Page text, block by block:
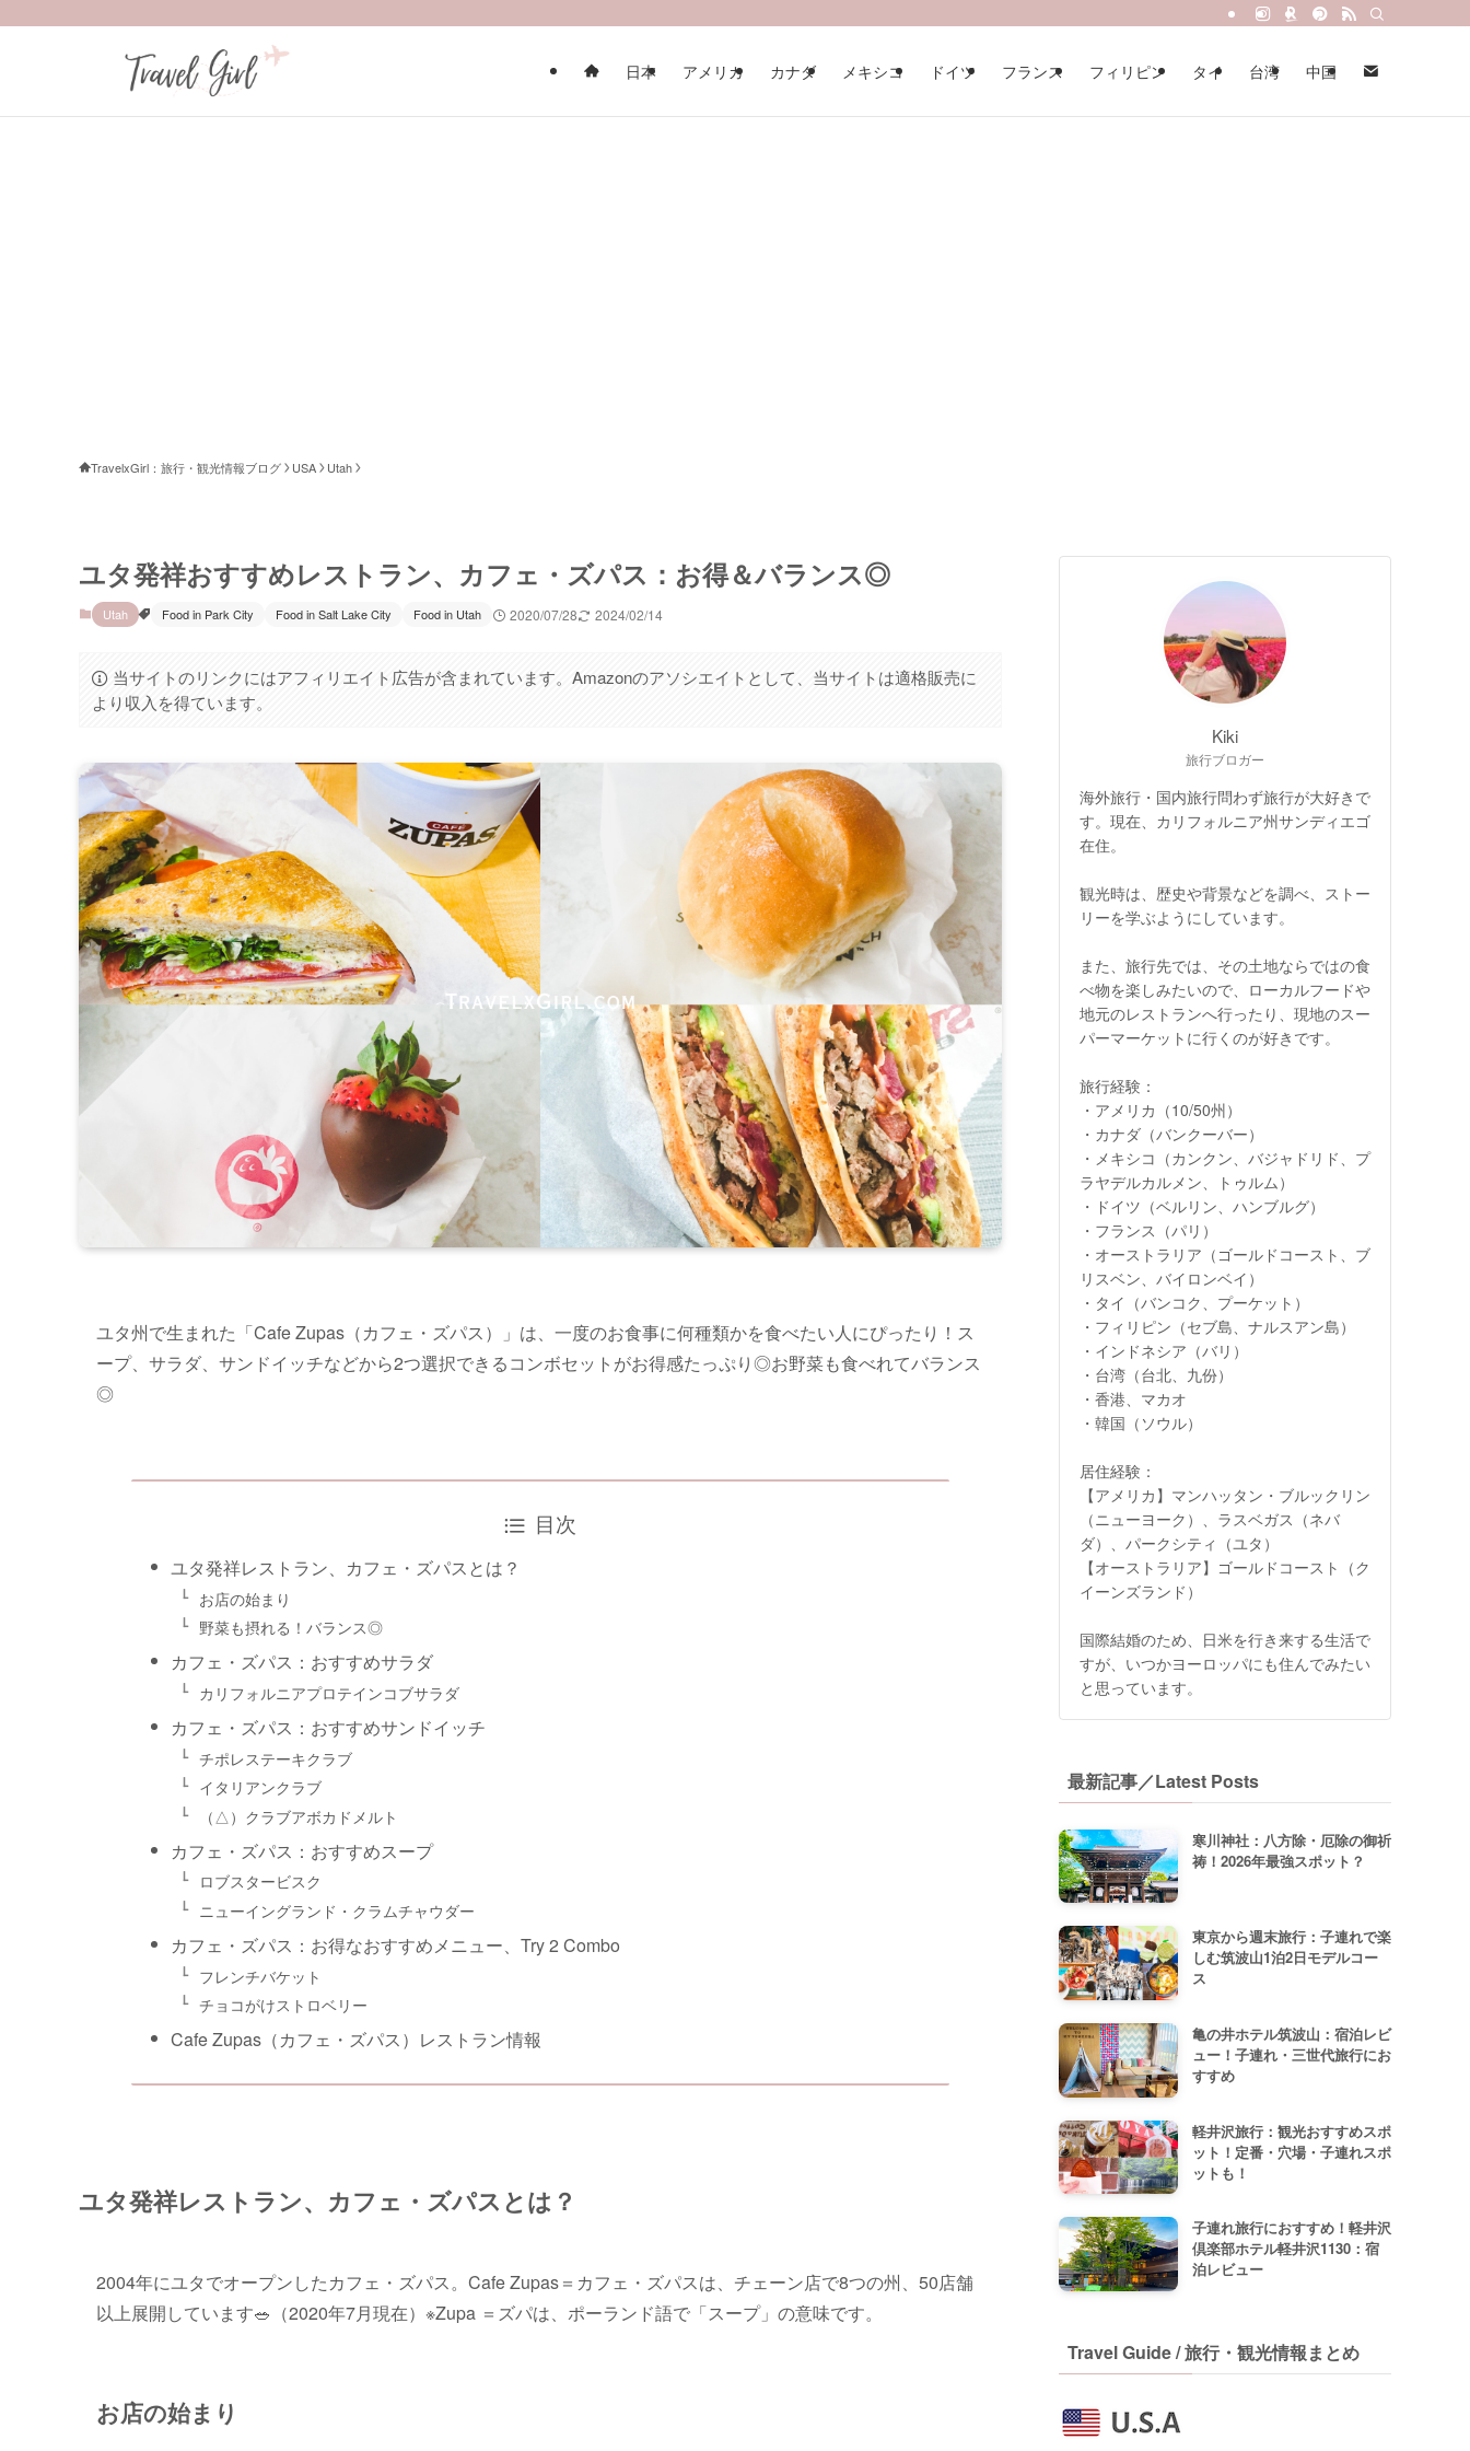
日本 アメリカ カナダ メキシコ ドイツ フランス フィリピン タイ 台湾 中国
TravelxGirl：旅行・観光情報ブログ USA Utah
ユタ発祥おすすめレストラン、カフェ・ズパス：お得＆バランス◎
Utah Food in Park City Food in Salt Lake City Food in Utah 2020/07/28 2024/02/14
当サイトのリンクにはアフィリエイト広告が含まれています。Amazonのアソシエイトとして、当サイトは適格販売に
より収入を得ています。
ユタ州で生まれた「Cafe Zupas（カフェ・ズパス）」は、一度のお食事に何種類かを食べたい人にぴったり！ス
ープ、サラダ、サンドイッチなどから2つ選択できるコンボセットがお得感たっぷり◎お野菜も食べれてバランス
◎
目次
ユタ発祥レストラン、カフェ・ズパスとは？
お店の始まり
野菜も摂れる！バランス◎
カフェ・ズパス：おすすめサラダ
カリフォルニアプロテインコブサラダ
カフェ・ズパス：おすすめサンドイッチ
チポレステーキクラブ
イタリアンクラブ
（△）クラブアボカドメルト
カフェ・ズパス：おすすめスープ
ロブスタービスク
ニューイングランド・クラムチャウダー
カフェ・ズパス：お得なおすすめメニュー、Try 2 Combo
フレンチバケット
チョコがけストロベリー
Cafe Zupas（カフェ・ズパス）レストラン情報
ユタ発祥レストラン、カフェ・ズパスとは？
2004年にユタでオープンしたカフェ・ズパス。Cafe Zupas＝カフェ・ズパスは、チェーン店で8つの州、50店舗
以上展開しています🥗（2020年7月現在）※Zupa ＝ズパは、ポーランド語で「スープ」の意味です。
お店の始まり
Kiki
旅行ブロガー
海外旅行・国内旅行問わず旅行が大好きで
す。現在、カリフォルニア州サンディエゴ
在住。
観光時は、歴史や背景などを調べ、ストー
リーを学ぶようにしています。
また、旅行先では、その土地ならではの食
べ物を楽しみたいので、ローカルフードや
地元のレストランへ行ったり、現地のスー
パーマーケットに行くのが好きです。
旅行経験：
・アメリカ（10/50州）
・カナダ（バンクーバー）
・メキシコ（カンクン、バジャドリド、プ
ラヤデルカルメン、トゥルム）
・ドイツ（ベルリン、ハンブルグ）
・フランス（パリ）
・オーストラリア（ゴールドコースト、ブ
リスベン、バイロンベイ）
・タイ（バンコク、プーケット）
・フィリピン（セブ島、ナルスアン島）
・インドネシア（バリ）
・台湾（台北、九份）
・香港、マカオ
・韓国（ソウル）
居住経験：
【アメリカ】マンハッタン・ブルックリン
（ニューヨーク）、ラスベガス（ネバ
ダ）、パークシティ（ユタ）
【オーストラリア】ゴールドコースト（ク
イーンズランド）
国際結婚のため、日米を行き来する生活で
すが、いつかヨーロッパにも住んでみたい
と思っています。
最新記事／Latest Posts
寒川神社：八方除・厄除の御祈
祷！2026年最強スポット？
東京から週末旅行：子連れで楽
しむ筑波山1泊2日モデルコー
ス
亀の井ホテル筑波山：宿泊レビ
ュー！子連れ・三世代旅行にお
すすめ
軽井沢旅行：観光おすすめスポ
ット！定番・穴場・子連れスポ
ットも！
子連れ旅行におすすめ！軽井沢
倶楽部ホテル軽井沢1130：宿
泊レビュー
Travel Guide / 旅行・観光情報まとめ